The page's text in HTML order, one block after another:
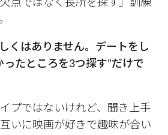
点ではなく長所を探す」訓練
くはありません。デートをし
ったところを3つ探す”だけで
プではないけれど、聞き上手
いに映画が好きで趣味が合い